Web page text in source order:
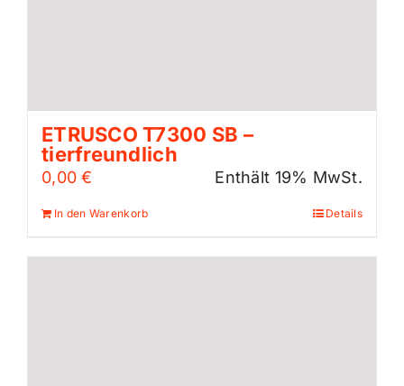
ETRUSCO T7300 SB –
tierfreundlich
0,00€ Enthält 19% MwSt.
In den Warenkorb Details